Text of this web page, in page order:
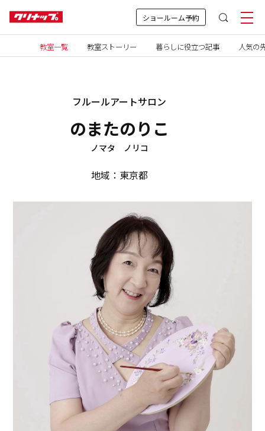
ショールーム予約
教室一覧 教室ストーリー 暮らしに役立つ記事 人気の
フルールアートサロン
のまたのりこ
ノマタ ノリコ
地域：東京都